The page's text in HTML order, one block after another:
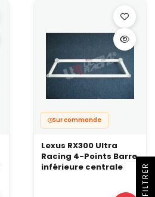
Sur commande
Lexus RX300 Ultra
Racing 4-Points Barre
inférieure centrale
R